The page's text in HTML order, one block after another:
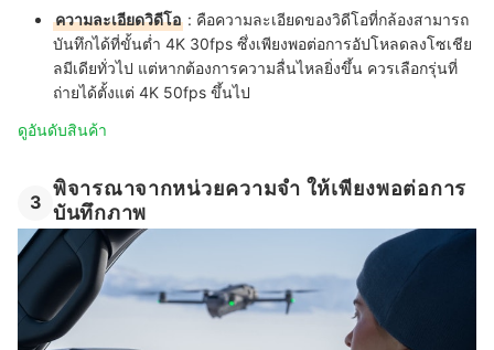
ความละเอียดวิดีโอ : คือความละเอียดของวิดีโอที่กล้องสามารถ
บันทึกได้ที่ขั้นต่ำ 4K 30fps ซึ่งเพียงพอต่อการอัปโหลดลงโซเชีย
ลมีเดียทั่วไป แต่หากต้องการความลื่นไหลยิ่งขึ้น ควรเลือกรุ่นที่
ถ่ายได้ตั้งแต่ 4K 50fps ขึ้นไป
ดูอันดับสินค้า
3
พิจารณาจากหน่วยความจำ ให้เพียงพอต่อการ
บันทึกภาพ